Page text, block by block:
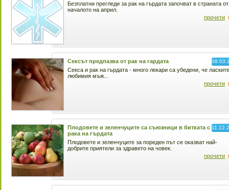
Безплатни прегледи за рак на гърдата започват в страната от
началото на април.
прочети
Сексът предпазва от рак на гардата
Секса и рак на гърдата - много лекари са убедени, че
любимия мъж...
прочети
Плодовете и зеленчуците са съюзници в битката с
рака на гърдата
Плодовете и зеленчуците за пореден път се оказват най-
добрите приятели за здравето на човек.
прочети